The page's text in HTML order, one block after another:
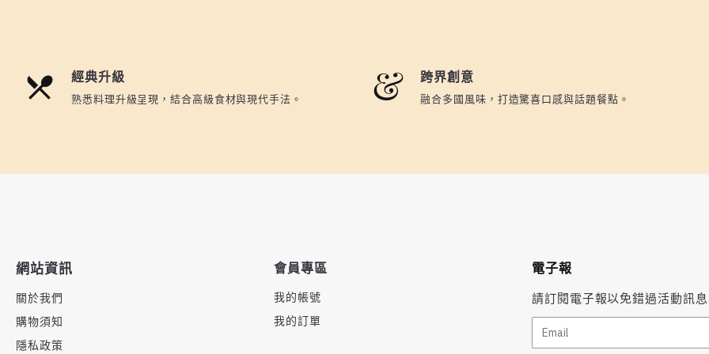
經典升級
熟悉料理升級呈現，結合高級食材與現代手法。
跨界創意
融合多國風味，打造驚喜口感與話題餐點。
網站資訊
關於我們
購物須知
隱私政策
會員專區
我的帳號
我的訂單
電子報
請訂閱電子報以免錯過活動訊